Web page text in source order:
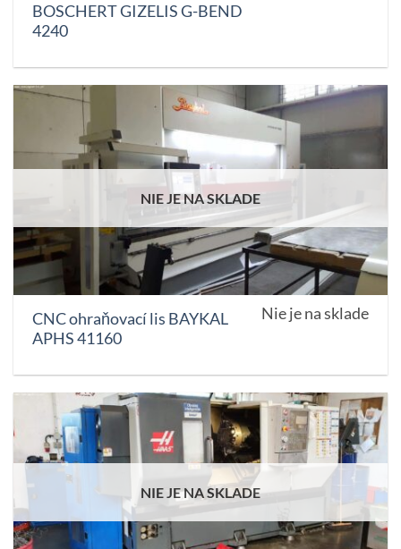
BOSCHERT GIZELIS G-BEND
4240
NIE JE NA SKLADE
CNC ohraňovací lis BAYKAL
APHS 41160
Nie je na sklade
NIE JE NA SKLADE